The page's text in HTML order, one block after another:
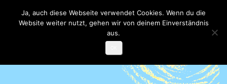
Toggle

Ja, auch diese Webseite verwendet Cookies. Wenn du die
Website weiter nutzt, gehen wir von deinem Einverständnis
aus.